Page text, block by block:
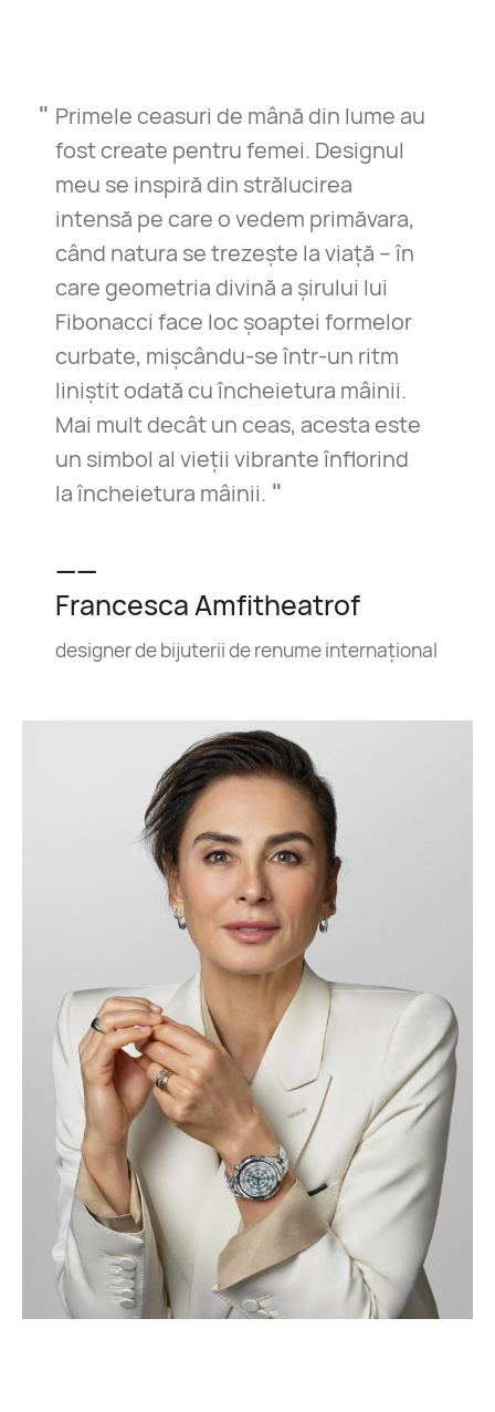
" Primele ceasuri de mână din lume au
fost create pentru femei. Designul
meu se inspiră din strălucirea
intensă pe care o vedem primăvara,
când natura se trezește la viață – în
care geometria divină a șirului lui
Fibonacci face loc șoaptei formelor
curbate, mișcându-se într-un ritm
liniștit odată cu încheietura mâinii.
Mai mult decât un ceas, acesta este
un simbol al vieții vibrante înflorind
la încheietura mâinii. "
——
Francesca Amfitheatrof
designer de bijuterii de renume internațional